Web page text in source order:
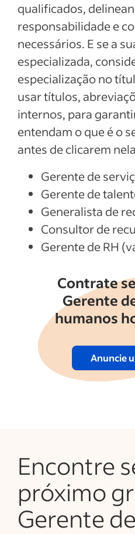
qualificados,
responsabilidade e
necessários. E se a
especializada,
especialização no
usar títulos,
internos, para
entendam o que é o
antes de clicarem
Gerente de
Gerente de
Generalista de
Consultor de
Gerente de RH
Contrate
Gerente
humanos
Anuncie
Encontre
próximo
Gerente de